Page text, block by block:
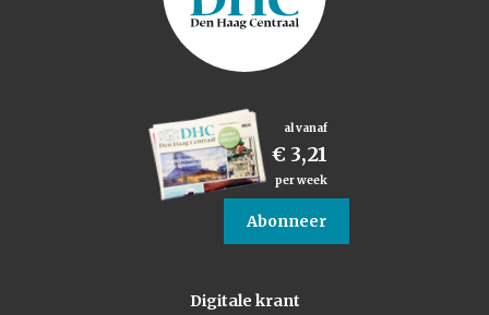
al vanaf
€ 3,21
per week
Abonneer
Digitale krant